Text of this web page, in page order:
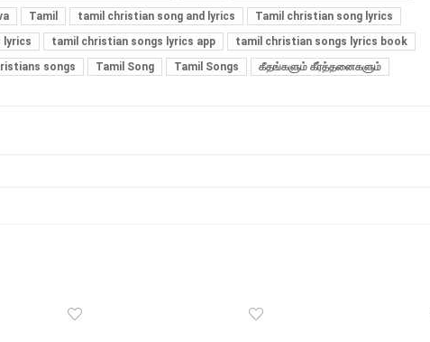
Tamil tamil christian song and lyrics
Tamil christian song lyrics
lyrics tamil christian songs lyrics app
tamil christian songs lyrics book
songs Tamil Song Tamil Songs கீதங்களும் கீர்த்தனைகளும்